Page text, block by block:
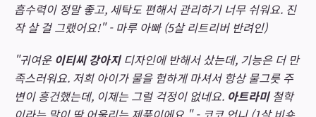
흡수력이 정말 좋고, 세탁도 편해서 관리하기 너무 쉬워요. 진
작 살 걸 그랬어요!" - 마루 아빠 (5살 리트리버 반려인)
"귀여운 이티씨 강아지디자인에 반해서 샀는데, 기능은 더 만
족스러워요. 저희 아이가 물을 험하게 마셔서 항상 물그릇 주
변이 흥건했는데, 이제는 그럴 걱정이 없네요. 아트라미철학